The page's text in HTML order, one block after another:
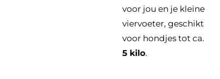
voor jou en je kleine
viervoeter, geschikt
voor hondjes tot ca.
5 kilo.